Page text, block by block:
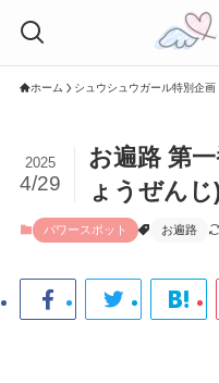
ホーム シュウシュウガール特別企画
お遍路 第
ょうぜんじ
2025
4/29
パワースポット お遍路